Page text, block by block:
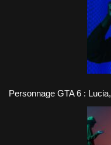
Personnage GTA 6 :